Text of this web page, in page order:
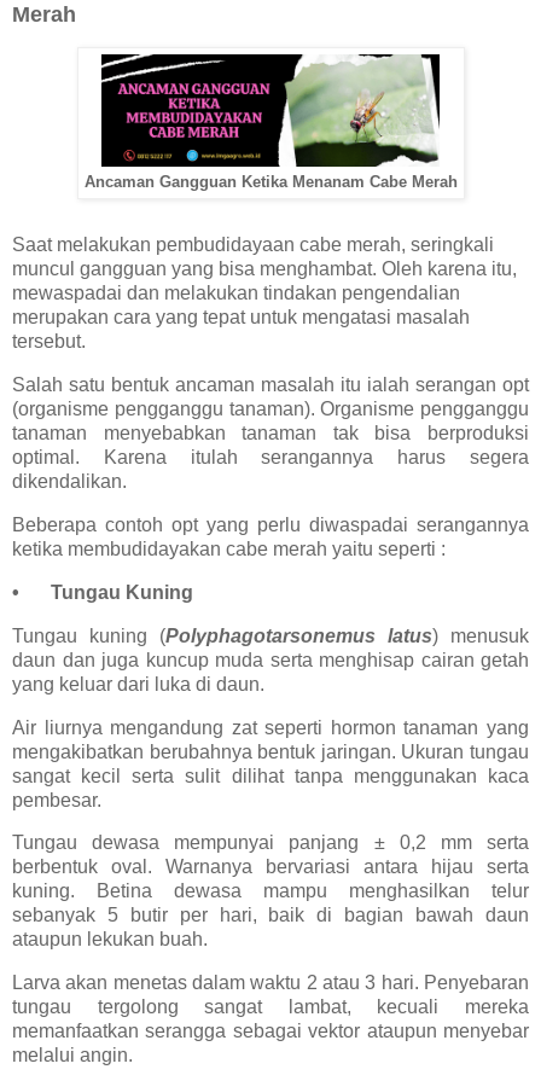
Merah
Ancaman Gangguan Ketika Menanam Cabe Merah
Saat melakukan pembudidayaan cabe merah, seringkali
muncul gangguan yang bisa menghambat. Oleh karena itu,
mewaspadai dan melakukan tindakan pengendalian
merupakan cara yang tepat untuk mengatasi masalah
tersebut.
Salah satu bentuk ancaman masalah itu ialah serangan opt
(organisme pengganggu tanaman). Organisme pengganggu
tanaman menyebabkan tanaman tak bisa berproduksi
optimal. Karena itulah serangannya harus segera
dikendalikan.
Beberapa contoh opt yang perlu diwaspadai serangannya
ketika membudidayakan cabe merah yaitu seperti :
• Tungau Kuning
Tungau kuning (Polyphagotarsonemus latus) menusuk
daun dan juga kuncup muda serta menghisap cairan getah
yang keluar dari luka di daun.
Air liurnya mengandung zat seperti hormon tanaman yang
mengakibatkan berubahnya bentuk jaringan. Ukuran tungau
sangat kecil serta sulit dilihat tanpa menggunakan kaca
pembesar.
Tungau dewasa mempunyai panjang ± 0,2 mm serta
berbentuk oval. Warnanya bervariasi antara hijau serta
kuning. Betina dewasa mampu menghasilkan telur
sebanyak 5 butir per hari, baik di bagian bawah daun
ataupun lekukan buah.
Larva akan menetas dalam waktu 2 atau 3 hari. Penyebaran
tungau tergolong sangat lambat, kecuali mereka
memanfaatkan serangga sebagai vektor ataupun menyebar
melalui angin.